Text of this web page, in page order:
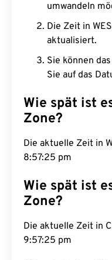
umwandeln
Die Zeit in
aktualisiert.
Sie können
Sie auf das
Wie spät ist
Zone?
Die aktuelle Zeit in
8:57:26 pm
Wie spät ist
Zone?
Die aktuelle Zeit in
9:57:26 pm